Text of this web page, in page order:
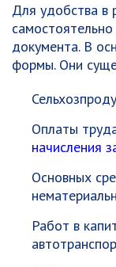
Для удобства в
документа. В
формы. Они
Оплаты
начисления
Основных
Работ в